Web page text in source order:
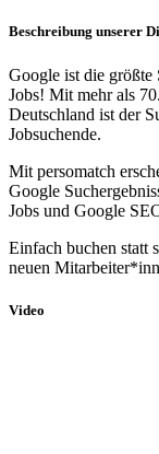
Beschreibung unserer
Google ist die größte
Jobs! Mit mehr als
Deutschland ist der
Jobsuchende.
Mit persomatch
Google
Jobs und Google
Einfach buchen statt
neuen
Video